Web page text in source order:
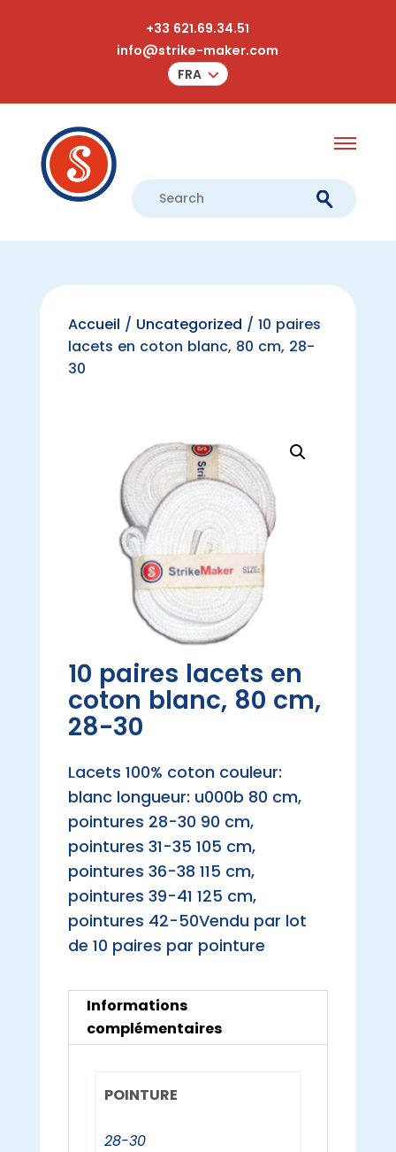
+33 621.69.34.51
info@strike-maker.com
FRA
Accueil / Uncategorized / 10 paires
lacets en coton blanc, 80 cm, 28-
30
10 paires lacets en
coton blanc, 80 cm,
28-30
Lacets 100% coton couleur:
blanc longueur: u000b 80 cm,
pointures 28-30 90 cm,
pointures 31-35 105 cm,
pointures 36-38 115 cm,
pointures 39-41 125 cm,
pointures 42-50Vendu par lot
de 10 paires par pointure
Informations
complémentaires
POINTURE
28-30